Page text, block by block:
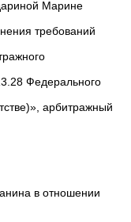
Марине
требований
Федерального
арбитражный
в отношении